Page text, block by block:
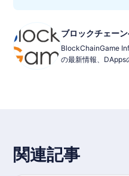
ブロックチェー
BlockChainGame
の最新情報、DApps
関連記事